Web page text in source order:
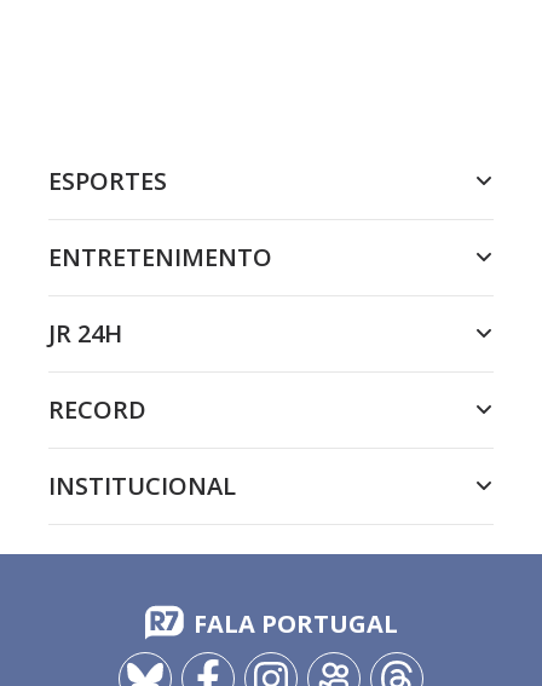
ESPORTES
ENTRETENIMENTO
JR 24H
RECORD
INSTITUCIONAL
FALA PORTUGAL